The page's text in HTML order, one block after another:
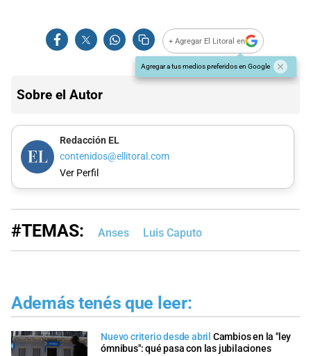
+ Agregar El Litoral en
Agregar a tus medios preferidos en Google
Sobre el Autor
Redacción EL
contenidos@ellitoral.com
Ver Perfil
#TEMAS: Anses Luis Caputo
Además tenés que leer:
Nuevo criterio desde abril Cambios en la "ley
ómnibus": qué pasa con las jubilaciones